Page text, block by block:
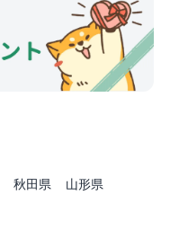
秋田県
山形県